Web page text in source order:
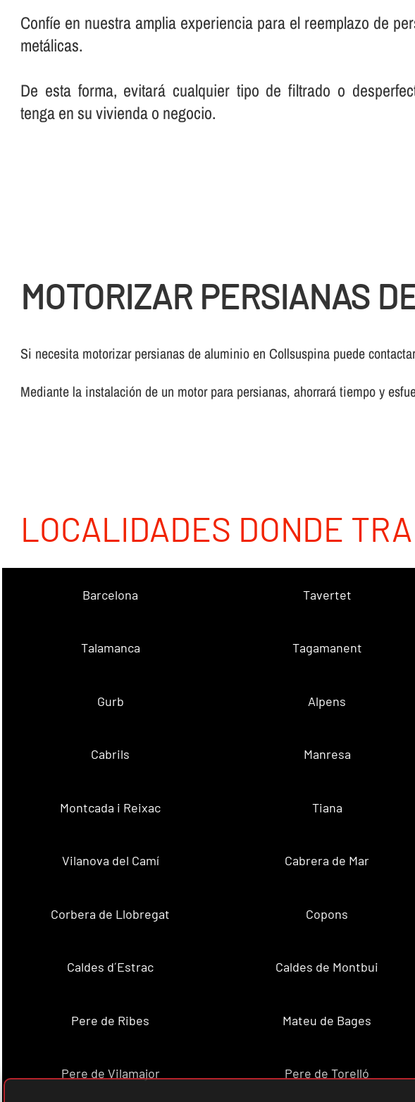
Confí­e en nuestra amplia experiencia para el reemplazo de
metálicas.
De esta forma, evitará cualquier tipo de filtrado o
tenga en su vivienda o negocio.
MOTORIZAR PERSIANAS
Si necesita motorizar persianas de aluminio en Collsuspina puede
Mediante la instalación de un motor para persianas, ahorrará tiempo y
LOCALIDADES DONDE
Barcelona Tavertet
Talamanca Tagamanent
Gurb Alpens
Cabrils Manresa
Montcada i Reixac Tiana
Vilanova del Camí Cabrera de Mar
Corbera de Llobregat Copons
Caldes d´Estrac Caldes de Montbui
Pere de Ribes Mateu de Bages
Pere de Vilamajor Pere de Torelló